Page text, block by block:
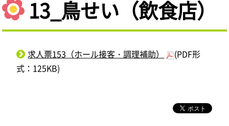
13_鳥せい（飲食店）
求人票153（ホール接客・調理補助）
(PDF形
式：125KB)